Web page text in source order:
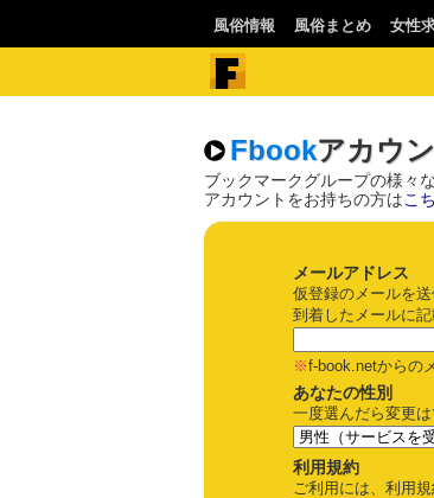
風俗情報 風俗まとめ 女性
Fbookアカウ
ブックマークグループの様々
アカウントをお持ちの方はこ
メールアドレス
仮登録のメールを
到着したメールに
※f-book.netからの
あなたの性別
一度選んだら変更は
利用規約
ご利用には、利用